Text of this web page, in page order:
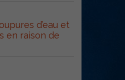
d’eau et
en raison de